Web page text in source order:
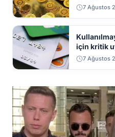
7 Ağustos
için kritik
7 Ağustos